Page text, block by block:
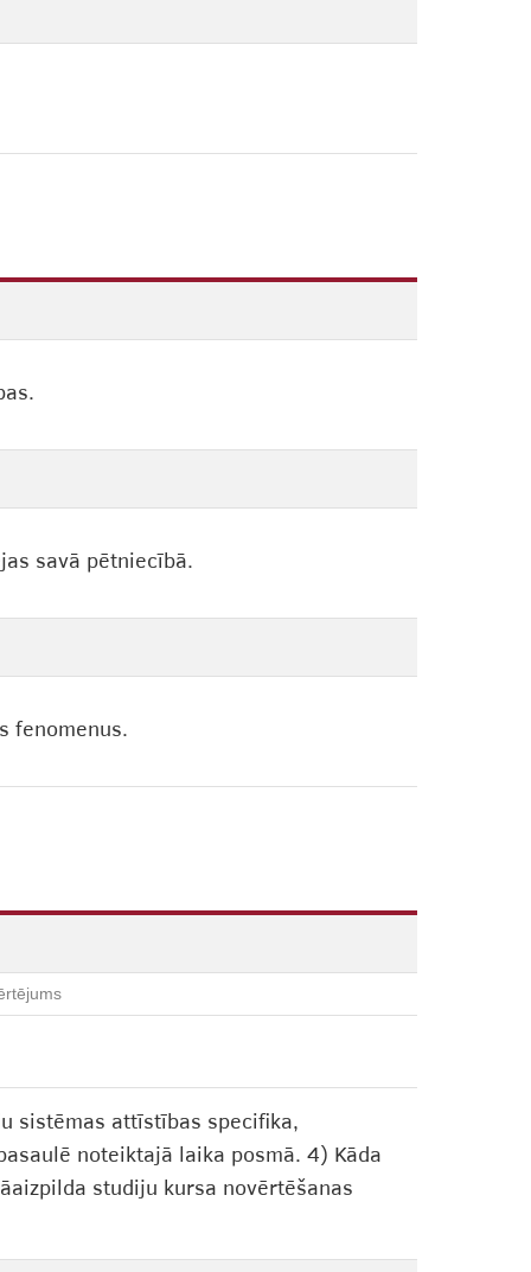
savā pētniecībā.
fenomenus.
sistēmas attīstības specifika,
noteiktajā laika posmā. 4) Kāda
studiju kursa novērtēšanas